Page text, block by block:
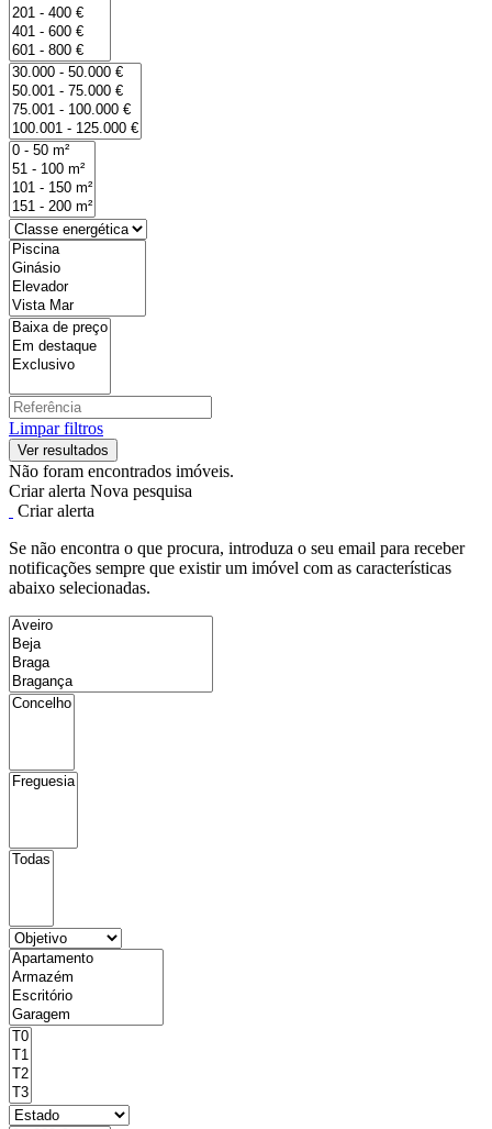
Limpar filtros
Não foram encontrados imóveis.
Criar alerta Nova pesquisa
Criar alerta
Se não encontra o que procura, introduza o seu email para receber
notificações sempre que existir um imóvel com as características
abaixo selecionadas.